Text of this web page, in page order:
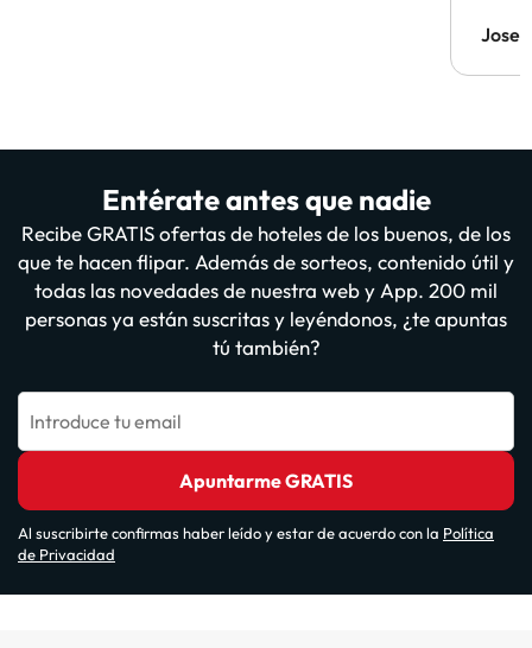
Jose
Entérate antes que nadie
Recibe GRATIS ofertas de hoteles de los buenos, de los
que te hacen flipar. Además de sorteos, contenido útil y
todas las novedades de nuestra web y App. 200 mil
personas ya están suscritas y leyéndonos, ¿te apuntas
tú también?
Introduce tu email
Apuntarme GRATIS
Al suscribirte confirmas haber leído y estar de acuerdo con la Política
de Privacidad